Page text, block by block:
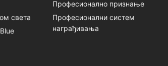
света
Професионално признање
Професионални систем
награђивања